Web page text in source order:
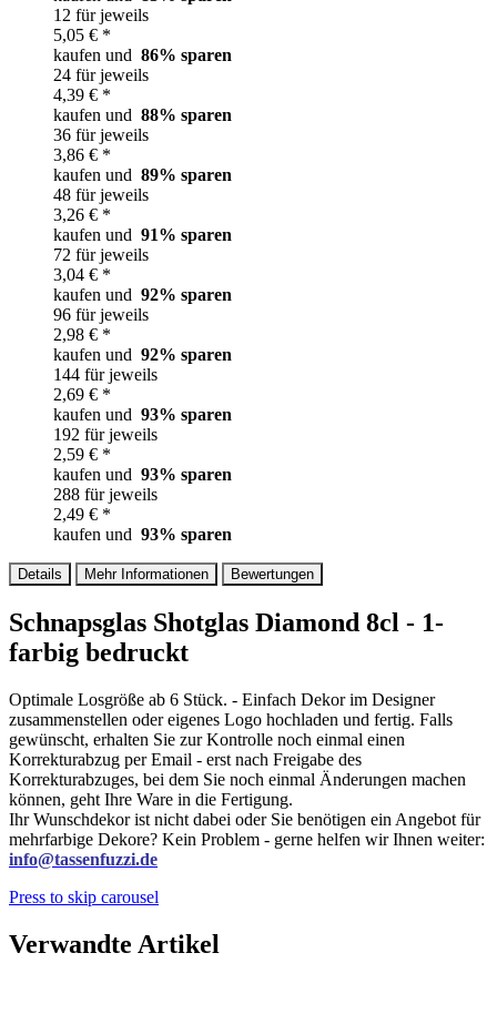
12 für jeweils
5,05 € *
kaufen und 86% sparen
24 für jeweils
4,39 € *
kaufen und 88% sparen
36 für jeweils
3,86 € *
kaufen und 89% sparen
48 für jeweils
3,26 € *
kaufen und 91% sparen
72 für jeweils
3,04 € *
kaufen und 92% sparen
96 für jeweils
2,98 € *
kaufen und 92% sparen
144 für jeweils
2,69 € *
kaufen und 93% sparen
192 für jeweils
2,59 € *
kaufen und 93% sparen
288 für jeweils
2,49 € *
kaufen und 93% sparen
Details Mehr Informationen Bewertungen
Schnapsglas Shotglas Diamond 8cl - 1-
farbig bedruckt
Optimale Losgröße ab 6 Stück. - Einfach Dekor im Designer
zusammenstellen oder eigenes Logo hochladen und fertig. Falls
gewünscht, erhalten Sie zur Kontrolle noch einmal einen
Korrekturabzug per Email - erst nach Freigabe des
Korrekturabzuges, bei dem Sie noch einmal Änderungen machen
können, geht Ihre Ware in die Fertigung.
Ihr Wunschdekor ist nicht dabei oder Sie benötigen ein Angebot für
mehrfarbige Dekore? Kein Problem - gerne helfen wir Ihnen weiter:
info@tassenfuzzi.de
Press to skip carousel
Verwandte Artikel